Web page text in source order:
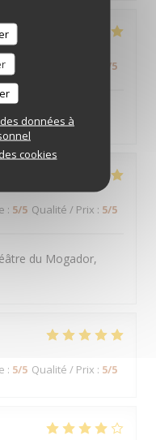
données à
cookies
: /5
: 5/5 Qualité / Prix : 5/5
du Mogador,
: 5/5 Qualité / Prix : 5/5